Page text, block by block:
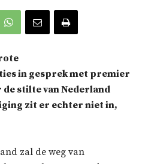
in gesprek met premier
stilte van Nederland
zit er echter niet in,
zal de weg van